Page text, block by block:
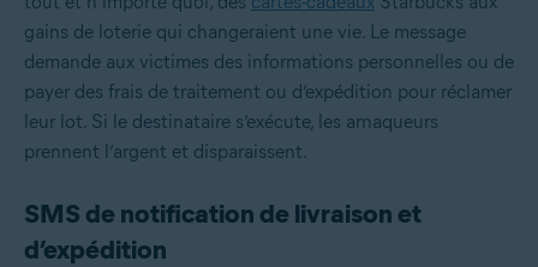
gains de loterie qui changeraient une vie. Le message
demande aux victimes des informations personnelles ou de
payer des frais de traitement ou d’expédition pour réclamer
leur lot. Si le destinataire s’exécute, les arnaqueurs
prennent l’argent et disparaissent.
SMS de notification de livraison et
d’expédition